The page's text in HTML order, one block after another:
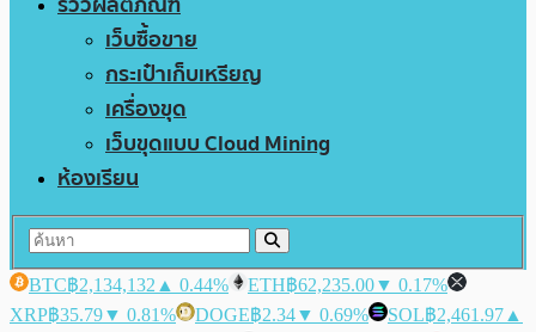
เว็บซื้อขาย
กระเป๋าเก็บเหรียญ
เครื่องขุด
เว็บขุดแบบ Cloud Mining
ห้องเรียน
BTC฿2,134,132 ▲ 0.44% ETH฿62,235.00▼ 0.17%
XRP฿35.79▼ 0.81% DOGE฿2.34▼ 0.69% SOL฿2,461.97 ▲